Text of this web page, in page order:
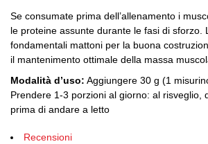
Se consumate prima dell’allenamento i
le proteine assunte durante le fasi di sforzo.
fondamentali mattoni per la buona
il mantenimento ottimale della massa
Modalità d’uso: Aggiungere 30 g (1
Prendere 1-3 porzioni al giorno: al risveglio,
prima di andare a letto
Recensioni